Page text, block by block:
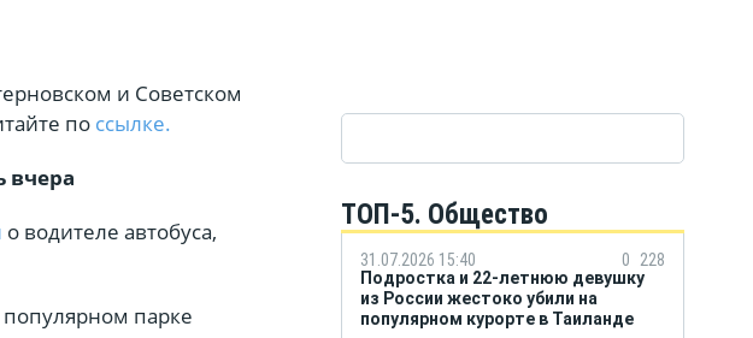
и Советском
по ссылке.
вчера
о водителе автобуса,
парке
ТОП-5. Общество
31.07.2026 15:40 0
228
Подростка и 22-летнюю девушку
из России жестоко убили на
популярном курорте в Таиланде